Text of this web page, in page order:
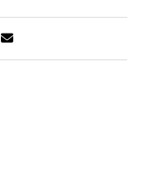
di ritrovare la